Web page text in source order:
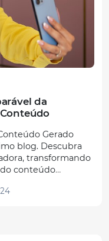
da
Gerado
transformando
conteúdo
revolução do UGC